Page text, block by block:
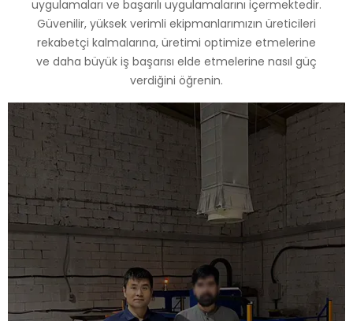
uygulamaları ve başarılı uygulamalarını içermektedir.
Güvenilir, yüksek verimli ekipmanlarımızın üreticileri
rekabetçi kalmalarına, üretimi optimize etmelerine
ve daha büyük iş başarısı elde etmelerine nasıl güç
verdiğini öğrenin.